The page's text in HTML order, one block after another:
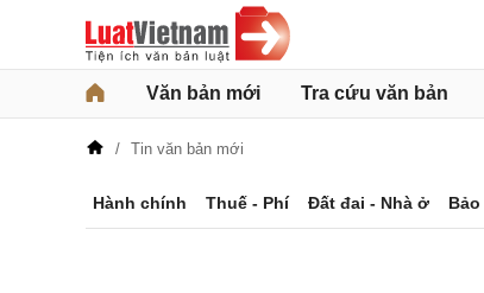
Văn bản mới Tra cứu văn bản
Tin văn bản mới
Hành chính Thuế - Phí Đất đai - Nhà ở